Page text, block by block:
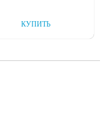
КУПИТЬ